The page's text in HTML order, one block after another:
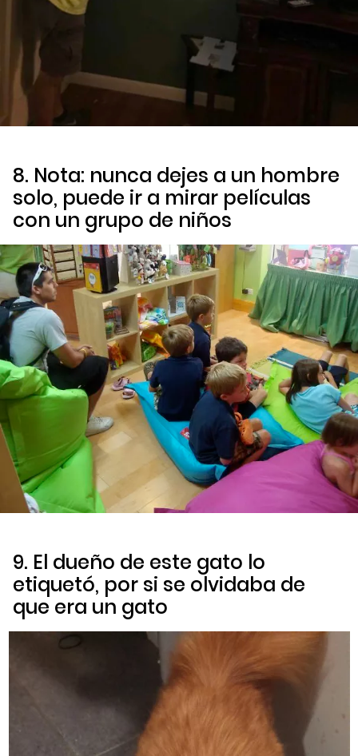
8. Nota: nunca dejes a un hombre
solo, puede ir a mirar películas
con un grupo de niños
9. El dueño de este gato lo
etiquetó, por si se olvidaba de
que era un gato